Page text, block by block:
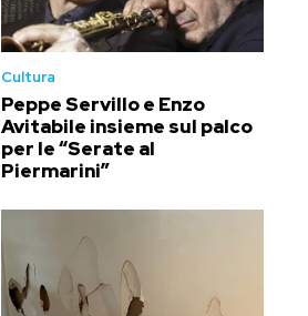
Cultura
Peppe Servillo e Enzo
Avitabile insieme sul palco
per le “Serate al
Piermarini”